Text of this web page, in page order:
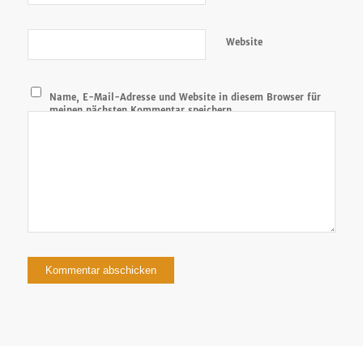
Website
Name, E-Mail-Adresse und Website in diesem Browser für
meinen nächsten Kommentar speichern.